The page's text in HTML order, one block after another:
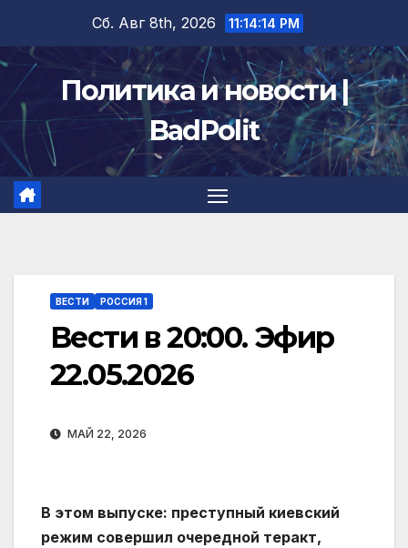
содержимому
Сб. Авг 8th, 2026 11:14:14 PM
Политика и новости |
BadPolit
ВЕСТИ РОССИЯ 1
Вести в 20:00. Эфир
22.05.2026
МАЙ 22, 2026
В этом выпуске: преступный киевский
режим совершил очередной теракт,